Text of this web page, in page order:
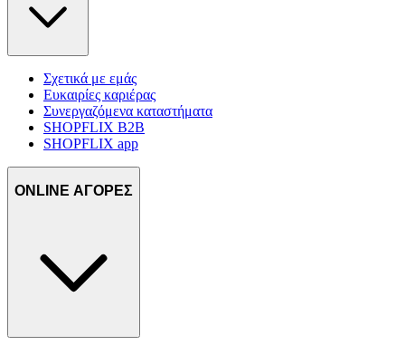
Σχετικά με εμάς
Ευκαιρίες καριέρας
Συνεργαζόμενα καταστήματα
SHOPFLIX B2B
SHOPFLIX app
ONLINE ΑΓΟΡΕΣ